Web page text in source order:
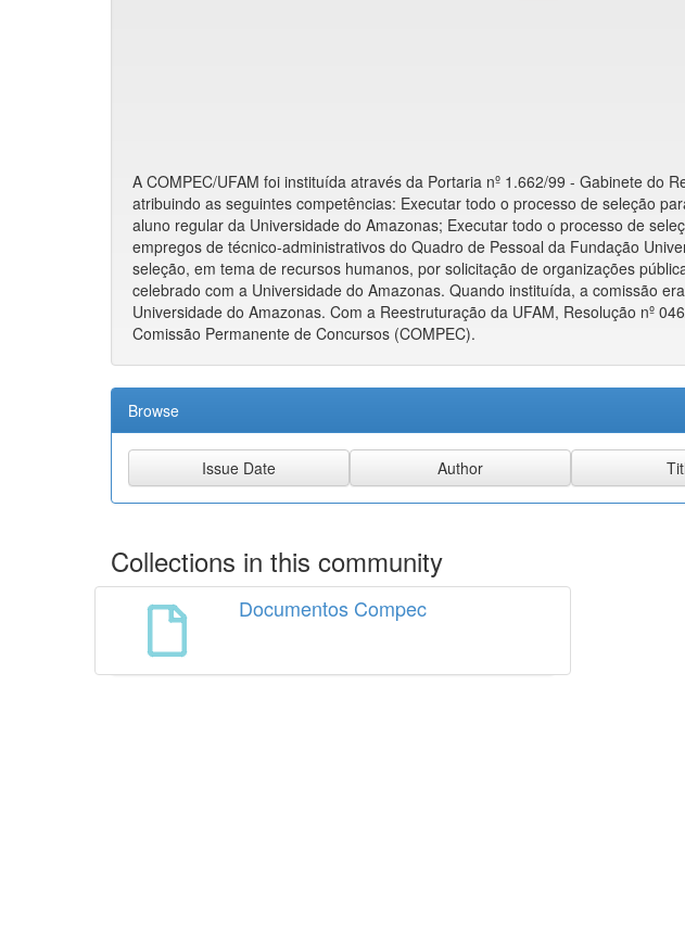
A COMPEC/UFAM foi instituída através da Portaria nº 1.662/99 - Gabinete do
atribuindo as seguintes competências: Executar todo o processo de seleção
aluno regular da Universidade do Amazonas; Executar todo o processo de
empregos de técnico-administrativos do Quadro de Pessoal da Fundação
seleção, em tema de recursos humanos, por solicitação de organizações
celebrado com a Universidade do Amazonas. Quando instituída, a comissão
Universidade do Amazonas. Com a Reestruturação da UFAM, Resolução nº
Comissão Permanente de Concursos (COMPEC).
Browse
Collections in this community
Documentos Compec